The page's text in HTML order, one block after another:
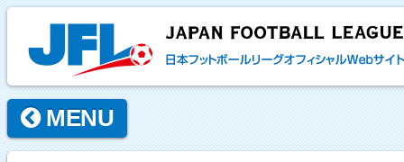
MENU